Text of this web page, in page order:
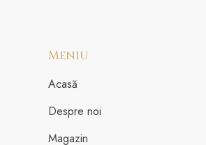
Meniu
Acasă
Despre noi
Magazin